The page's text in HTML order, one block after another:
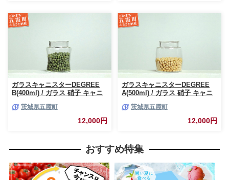
ガラスキャニスターDEGREE
B(400ml) / ガラス 硝子 キャニ
耐熱 一生もの 職人 こだわり
JIDA デザインミュージアムセ
レクション 茨城県 五霞町
茨城県五霞町
12,000円
ガラスキャニスターDEGREE
A(500ml) / ガラス 硝子 キャニ
耐熱 一生もの 職人 こだわり
JIDA デザインミュージアムセ
レクション 茨城県 五霞町
茨城県五霞町
12,000円
おすすめ特集